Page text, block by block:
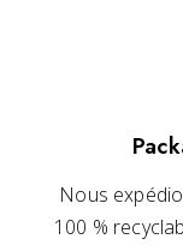
Nous
100 %